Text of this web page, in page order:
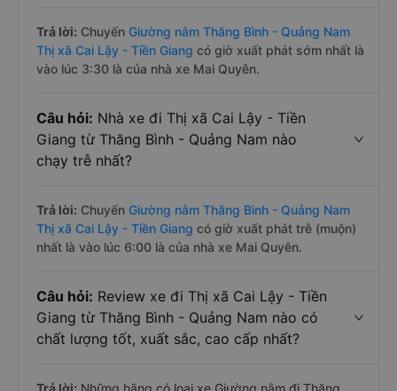
Trả lời: Chuyến Giường nằm Thăng Bình - Quảng Nam
Thị xã Cai Lậy - Tiền Giang có giờ xuất phát sớm nhất là
vào lúc 3:30 là của nhà xe Mai Quyên.
Câu hỏi: Nhà xe đi Thị xã Cai Lậy - Tiền
Giang từ Thăng Bình - Quảng Nam nào
chạy trễ nhất?
Trả lời: Chuyến Giường nằm Thăng Bình - Quảng Nam
Thị xã Cai Lậy - Tiền Giang có giờ xuất phát trễ (muộn)
nhất là vào lúc 6:00 là của nhà xe Mai Quyên.
Câu hỏi: Review xe đi Thị xã Cai Lậy - Tiền
Giang từ Thăng Bình - Quảng Nam nào có
chất lượng tốt, xuất sắc, cao cấp nhất?
Trả lời: Những hãng có loại xe Giường nằm đi Thăng